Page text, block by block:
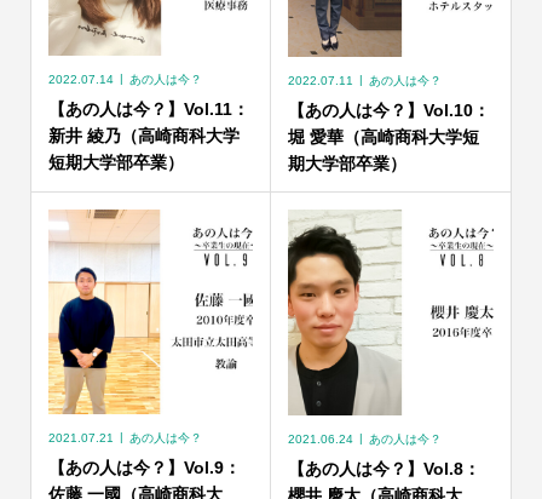
2022.07.14 あの人は今？
【あの人は今？】Vol.11：
新井 綾乃（高崎商科大学
短期大学部卒業）
2022.07.11 あの人は今？
【あの人は今？】Vol.10：
堀 愛華（高崎商科大学短
期大学部卒業）
2021.07.21 あの人は今？
【あの人は今？】Vol.9：
佐藤 一國（高崎商科大
2021.06.24 あの人は今？
【あの人は今？】Vol.8：